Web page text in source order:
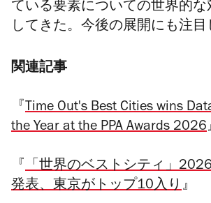
ている要素についての世界的な
してきた。今後の展開にも注目
関連記事
『 Time Out's Best Cities wins
the Year at the PPA Awards 2026
『 「世界のベストシティ」
発表、東京がトップ10入り』